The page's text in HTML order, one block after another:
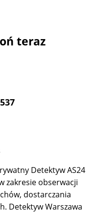
teraz
Detektyw AS24
zakresie obserwacji
dostarczania
Detektyw Warszawa